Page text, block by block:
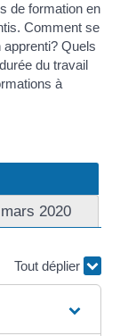
de formation en
Comment se
Quels
du travail
à
2020
Tout déplier